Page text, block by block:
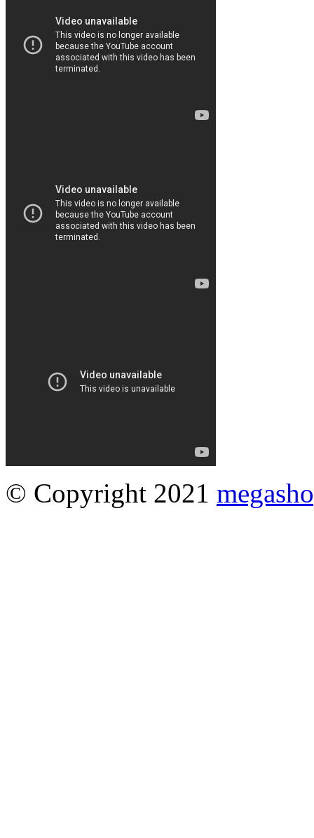
© Copyright 2021